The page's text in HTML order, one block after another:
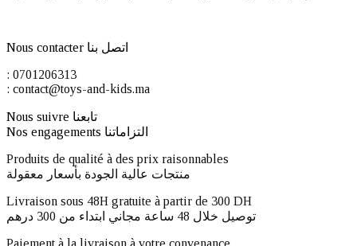
Nous contacter اتصل بنا
: 0701206313
: contact@toys-and-kids.ma
Nous suivre تابعنا
Nos engagements التزاماتنا
Produits de qualité à des prix raisonnables
منتجات عالية الجودة بأسعار معقولة
Livraison sous 48H gratuite à partir de 300 DH ​
توصيل خلال 48 ساعة مجاني ابتداء من 300 درهم
Paiement à la livraison à votre convenance